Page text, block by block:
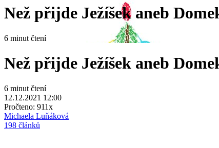
Než přijde Ježíšek aneb
6 minut čtení
Než přijde Ježíšek aneb
6 minut čtení
12.12.2021 12:00
Pročteno: 911x
Michaela Luňáková
198 článků